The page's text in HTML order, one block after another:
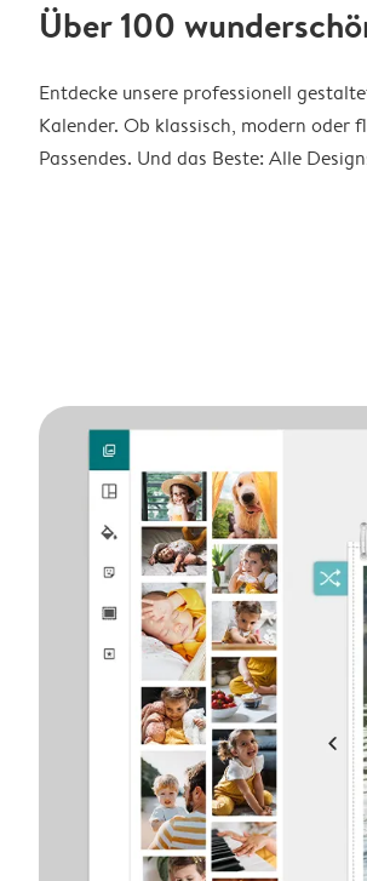
Über 100
Entdecke unsere professionell
Kalender. Ob klassisch, modern oder
Passendes. Und das Beste: Alle